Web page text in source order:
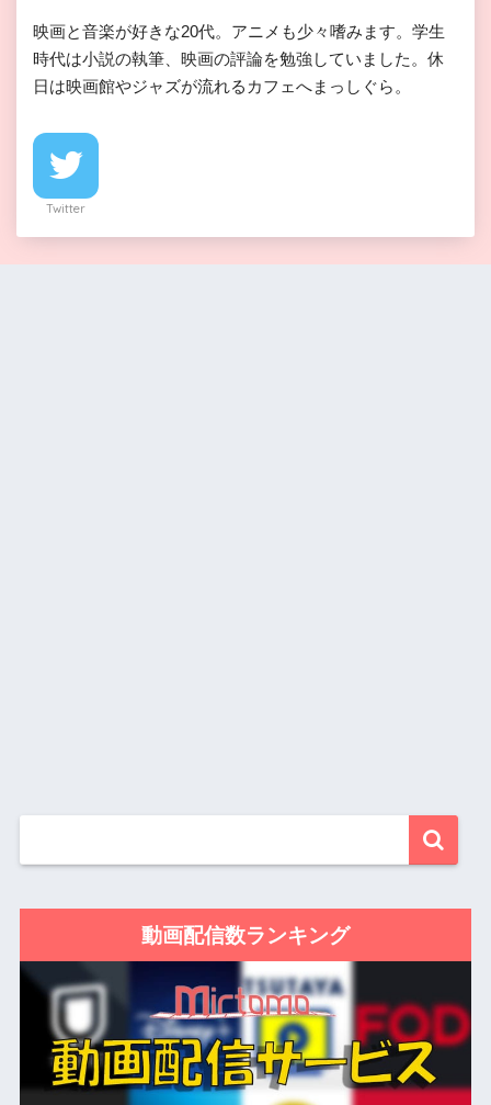
映画と音楽が好きな20代。アニメも少々嗜みます。学生
時代は小説の執筆、映画の評論を勉強していました。休
日は映画館やジャズが流れるカフェへまっしぐら。
Twitter
動画配信数ランキング